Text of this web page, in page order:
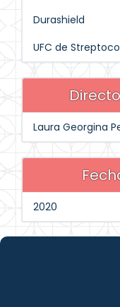
Durashield
UFC de
Laura Georgina
2020